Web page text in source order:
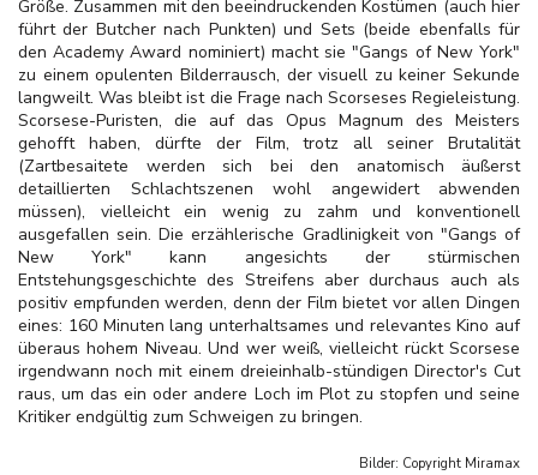
Größe. Zusammen mit den beeindruckenden Kostümen (auch hier
führt der Butcher nach Punkten) und Sets (beide ebenfalls für
den Academy Award nominiert) macht sie "Gangs of New York"
zu einem opulenten Bilderrausch, der visuell zu keiner Sekunde
langweilt. Was bleibt ist die Frage nach Scorseses Regieleistung.
Scorsese-Puristen, die auf das Opus Magnum des Meisters
gehofft haben, dürfte der Film, trotz all seiner Brutalität
(Zartbesaitete werden sich bei den anatomisch äußerst
detaillierten Schlachtszenen wohl angewidert abwenden
müssen), vielleicht ein wenig zu zahm und konventionell
ausgefallen sein. Die erzählerische Gradlinigkeit von "Gangs of
New York" kann angesichts der stürmischen
Entstehungsgeschichte des Streifens aber durchaus auch als
positiv empfunden werden, denn der Film bietet vor allen Dingen
eines: 160 Minuten lang unterhaltsames und relevantes Kino auf
überaus hohem Niveau. Und wer weiß, vielleicht rückt Scorsese
irgendwann noch mit einem dreieinhalb-stündigen Director's Cut
raus, um das ein oder andere Loch im Plot zu stopfen und seine
Kritiker endgültig zum Schweigen zu bringen.
Bilder: Copyright Miramax